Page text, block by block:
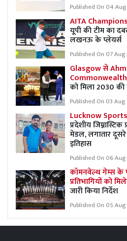
Published On 04
AITA
यूपी की टीम का
लखनऊ के प्लेयर्स
Published On 07
Glasgow से
Commonwealth
को मिला 2030
Published On 03
Lucknow
प्रदेशीय जिम्नास्टिक
मेडल, लगातार
इतिहास
Published On 06 Aug
कॉमनवेल्थ गेम्स
प्रतिभागियों को
जारी किया निर्देश
Published On 05